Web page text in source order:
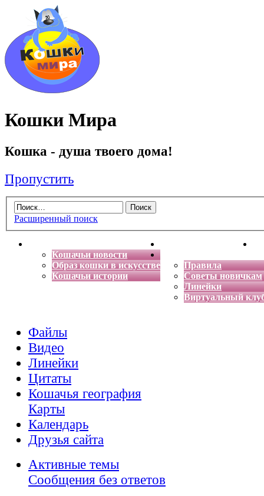
Кошки Мира
Кошка - душа твоего дома!
Пропустить
Расширенный поиск
Кошачьи новости
Образ кошки в искусстве
Кошачьи истории
Энциклопедия кошек
Правила
Советы новичкам
Линейки
Виртуальный
Файлы
Видео
Линейки
Цитаты
Кошачья география
Карты
Календарь
Друзья сайта
Активные темы
Сообщения без ответов